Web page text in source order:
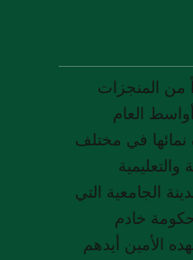
من المنجزات
العام
نمائها في مختلف
والتعليمية
الجامعية التي
خادم
الأمين أيدهم